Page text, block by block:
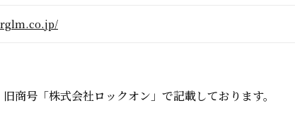
商号「株式会社ロックオン」で記載しております。